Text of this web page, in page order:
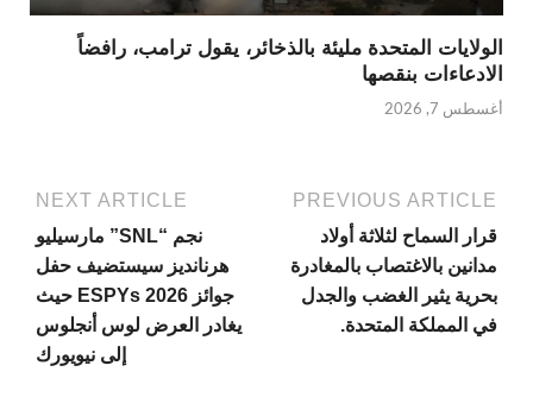
الولايات المتحدة مليئة بالذخائر، يقول ترامب، رافضاً
الادعاءات بنقصها
أغسطس 7, 2026
PREVIOUS ARTICLE
قرار السماح لثلاثة أولاد
مدانين بالاغتصاب بالمغادرة
بحرية يثير الغضب والجدل
في المملكة المتحدة.
NEXT ARTICLE
نجم “SNL” مارسيليو
هرنانديز سيستضيف حفل
جوائز ESPYs 2026 حيث
يغادر العرض لوس أنجلوس
إلى نيويورك